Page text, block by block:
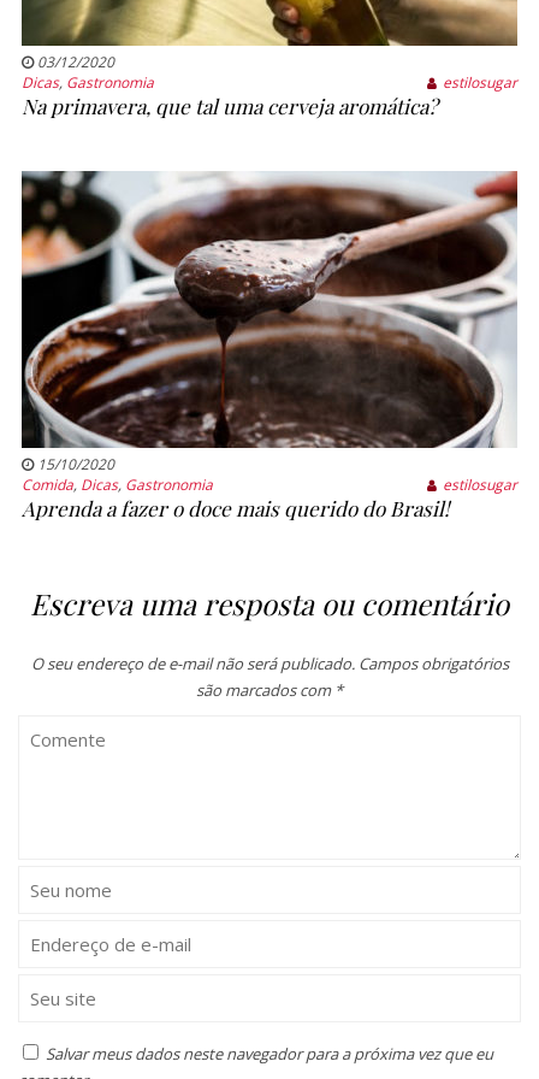
03/12/2020
Dicas, Gastronomia estilosugar
Na primavera, que tal uma cerveja aromática?
15/10/2020
Comida, Dicas, Gastronomia estilosugar
Aprenda a fazer o doce mais querido do Brasil!
Escreva uma resposta ou comentário
O seu endereço de e-mail não será publicado. Campos obrigatórios
são marcados com *
Salvar meus dados neste navegador para a próxima vez que eu